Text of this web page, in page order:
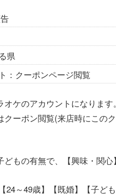
県
：クーポンページ閲覧
ケのアカウントになります。
クーポン閲覧(来店時にこの
もの有無で、【興味・関心
～49歳】【既婚】【子ども